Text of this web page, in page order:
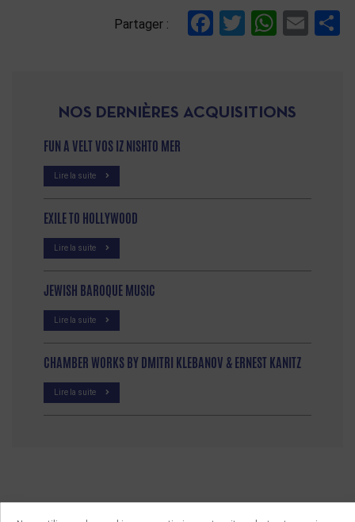
Partager : Facebook
Twitter
NOS DERNIÈRES ACQUISITIONS
FUN A VELT VOS IZ NISHTO MER
Lire la suite
EXILE TO HOLLYWOOD
Lire la suite
JEWISH BAROQUE MUSIC
Lire la suite
CHAMBER WORKS BY DMITRI KLEBANOV & ERNEST KANITZ
Lire la suite